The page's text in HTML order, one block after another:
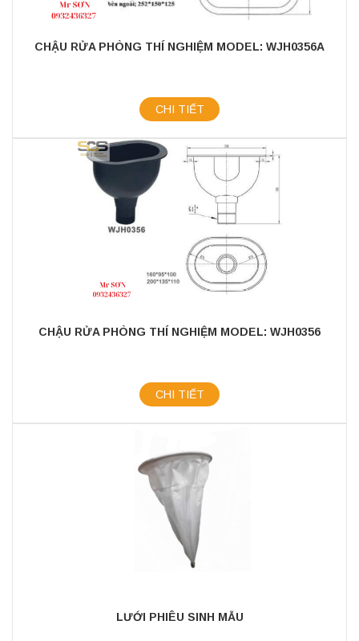
CHẬU RỬA PHÒNG THÍ NGHIỆM MODEL: WJH0356A
CHI TIẾT
CHẬU RỬA PHÒNG THÍ NGHIỆM MODEL: WJH0356
CHI TIẾT
LƯỚI PHIÊU SINH MẪU